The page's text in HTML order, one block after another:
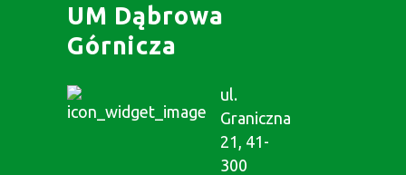
UM Dąbrowa
Górnicza
ul.
Graniczna
21, 41-
300